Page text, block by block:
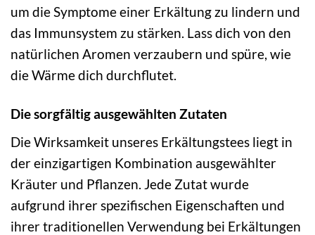
um die Symptome einer Erkältung zu lindern und
das Immunsystem zu stärken. Lass dich von den
natürlichen Aromen verzaubern und spüre, wie
die Wärme dich durchflutet.
Die sorgfältig ausgewählten Zutaten
Die Wirksamkeit unseres Erkältungstees liegt in
der einzigartigen Kombination ausgewählter
Kräuter und Pflanzen. Jede Zutat wurde
aufgrund ihrer spezifischen Eigenschaften und
ihrer traditionellen Verwendung bei Erkältungen